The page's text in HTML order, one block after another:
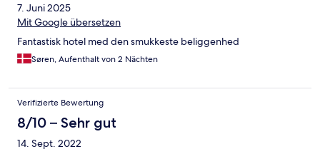
7. Juni 2025
Mit Google übersetzen
Fantastisk hotel med den smukkeste beliggenhed
Søren, Aufenthalt von 2 Nächten
Verifizierte Bewertung
8/10 – Sehr gut
14. Sept. 2022